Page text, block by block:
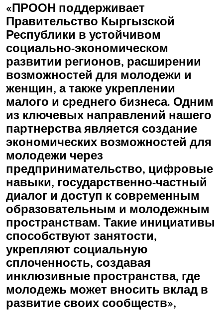
«ПРООН поддерживает
Правительство Кыргызской
Республики в устойчивом
социально-экономическом
развитии регионов, расширении
возможностей для молодежи и
женщин, а также укреплении
малого и среднего бизнеса. Одним
из ключевых направлений нашего
партнерства является создание
экономических возможностей для
молодежи через
предпринимательство, цифровые
навыки, государственно-частный
диалог и доступ к современным
образовательным и молодежным
пространствам. Такие инициативы
способствуют занятости,
укрепляют социальную
сплоченность, создавая
инклюзивные пространства, где
молодежь может вносить вклад в
развитие своих сообществ»,